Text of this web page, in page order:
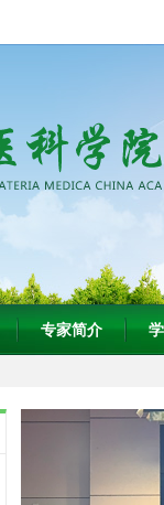
专家简介
中药研究所组织开展